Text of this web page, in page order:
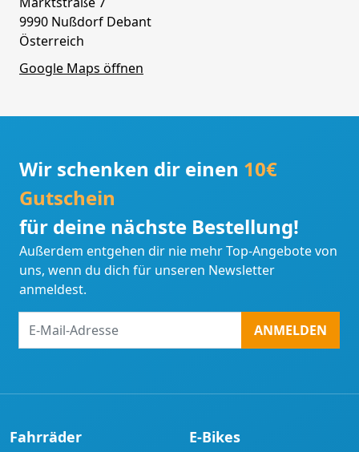
9990 Nußdorf Debant
Österreich
Google Maps öffnen
Wir schenken dir einen 10€
Gutschein
für deine nächste Bestellung!
Außerdem entgehen dir nie mehr Top-Angebote von
uns, wenn du dich für unseren Newsletter
anmeldest.
Mail-
ANMELDEN
Fahrräder E-Bikes